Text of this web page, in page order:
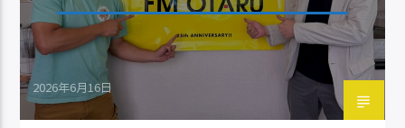
2026年6月16日